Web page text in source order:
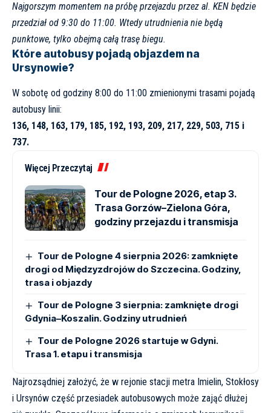
Najgorszym momentem na próbę przejazdu przez al. KEN będzie
przedział od 9:30 do 11:00. Wtedy utrudnienia nie będą
punktowe, tylko obejmą całą trasę biegu.
Które autobusy pojadą objazdem na
Ursynowie?
W sobotę od godziny 8:00 do 11:00 zmienionymi trasami pojadą
autobusy linii:
136, 148, 163, 179, 185, 192, 193, 209, 217, 229, 503, 715 i
737.
Więcej Przeczytaj
Tour de Pologne 2026, etap 3.
Trasa Gorzów–Zielona Góra,
godziny przejazdu i transmisja
Tour de Pologne 4 sierpnia 2026: zamknięte
drogi od Międzyzdrojów do Szczecina. Godziny,
trasa i objazdy
Tour de Pologne 3 sierpnia: zamknięte drogi
Gdynia–Koszalin. Godziny utrudnień
Tour de Pologne 2026 startuje w Gdyni.
Trasa 1. etapu i transmisja
Najrozsądniej założyć, że w rejonie stacji metra Imielin, Stokłosy
i Ursynów część przesiadek autobusowych może zająć dłużej